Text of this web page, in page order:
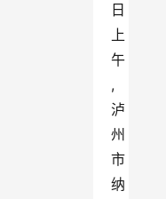
日
上
午
,
泸
州
市
纳